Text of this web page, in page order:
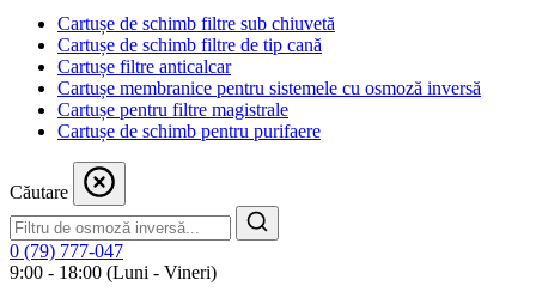
Cartușe de schimb filtre sub chiuvetă
Cartușe de schimb filtre de tip cană
Cartușe filtre anticalcar
Cartușe membranice pentru sistemele cu osmoză inversă
Cartușe pentru filtre magistrale
Cartușe de schimb pentru purifaere
Căutare
0 (79) 777-047
9:00 - 18:00 (Luni - Vineri)